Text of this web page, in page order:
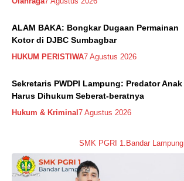
ALAM BAKA: Bongkar Dugaan Permainan
Kotor di DJBC Sumbagbar
HUKUM PERISTIWA7 Agustus 2026
Sekretaris PWDPI Lampung: Predator Anak
Harus Dihukum Seberat-beratnya
Hukum & Kriminal 7 Agustus 2026
SMK PGRI 1.Bandar Lampung